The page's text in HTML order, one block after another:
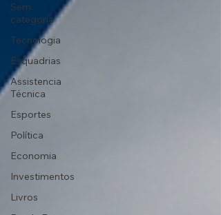
Sem
categoria
Tecnologia
Esquadrias
Assistencia
Técnica
Esportes
Política
Economia
Investimentos
Livros